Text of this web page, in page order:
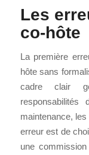
Les
co-hôte
La première
hôte sans
cadre clair
responsabilités
maintenance,
erreur est de
une